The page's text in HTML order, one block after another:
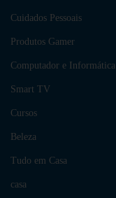
Cuidados Pessoais
Produtos Gamer
Computador e Informática
Smart TV
Cursos
Beleza
Tudo em Casa
casa